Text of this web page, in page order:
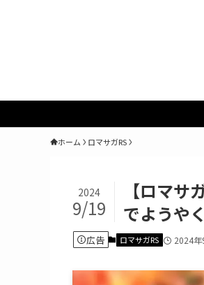
ホーム ロマサガRS
【ロマ
でようや
2024
9/19
広告 ロマサガRS 2024